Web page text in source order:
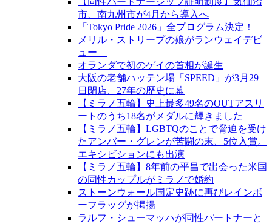
市、南九州市が4月から導入へ
「Tokyo Pride 2026」全プログラム決定！
メリル・ストリープの娘がランウェイデビ
ュー
オランダで初のゲイの首相が誕生
大阪の老舗ハッテン場「SPEED」が3月29
日閉店、27年の歴史に幕
【ミラノ五輪】史上最多49名のOUTアスリ
ートのうち18名がメダルに輝きました
【ミラノ五輪】LGBTQのことで脅迫を受け
たアンバー・グレンが苦闘の末、5位入賞。
エキシビションにも出演
【ミラノ五輪】8年前の平昌で出会った米国
の同性カップルがミラノで婚約
ストーンウォール国定史跡に再びレインボ
ーフラッグが掲揚
ラルフ・シューマッハが同性パートナーと